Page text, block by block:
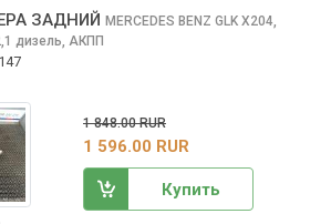
ЗАДНИЙ MERCEDES BENZ GLK X204,
дизель, АКПП
1 848.00 RUR
1 596.00 RUR
Купить